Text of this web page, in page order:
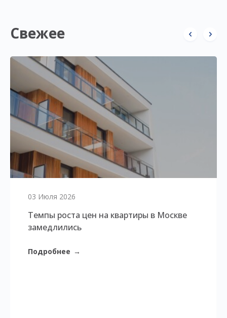
Свежее
03 Июля 2026
Темпы роста цен на квартиры в Москве
замедлились
Подробнее →